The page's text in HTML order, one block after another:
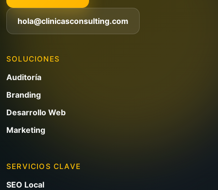
hola@clinicasconsulting.com
SOLUCIONES
Auditoría
Branding
Desarrollo Web
Marketing
SERVICIOS CLAVE
SEO Local